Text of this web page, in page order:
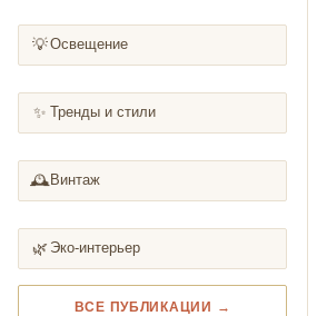
💡Освещение
✨ Тренды и стили
🕰️ Винтаж
🌿 Эко-интерьер
ВСЕ ПУБЛИКАЦИИ →